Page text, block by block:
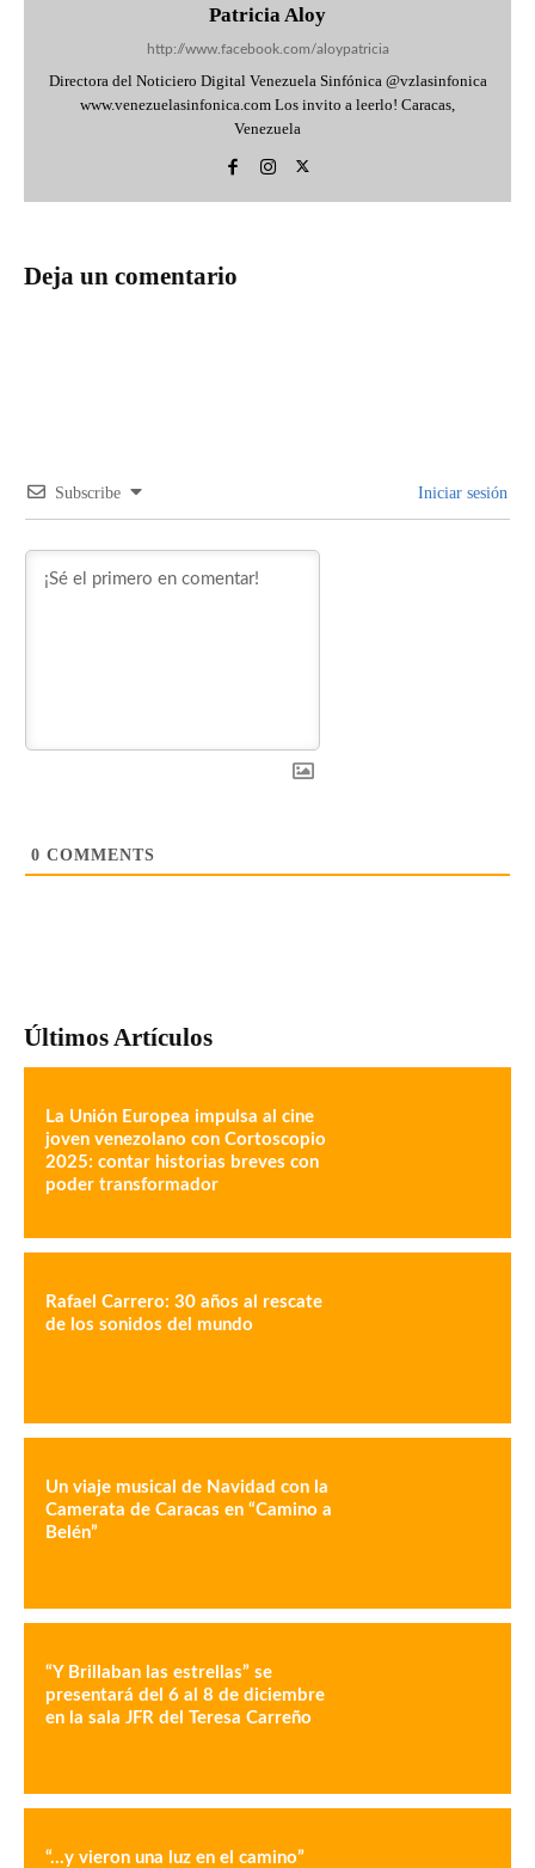
Patricia Aloy
http://www.facebook.com/aloypatricia
Directora del Noticiero Digital Venezuela Sinfónica @vzlasinfonica
www.venezuelasinfonica.com Los invito a leerlo! Caracas,
Venezuela
Deja un comentario
Subscribe Iniciar sesión
0 COMMENTS
Últimos Artículos
La Unión Europea impulsa al cine
joven venezolano con Cortoscopio
2025: contar historias breves con
poder transformador
Rafael Carrero: 30 años al rescate
de los sonidos del mundo
Un viaje musical de Navidad con la
Camerata de Caracas en “Camino a
Belén”
“Y Brillaban las estrellas” se
presentará del 6 al 8 de diciembre
en la sala JFR del Teresa Carreño
“…y vieron una luz en el camino”